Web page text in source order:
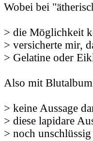
Wobei bei
> die Möglichkeit
> versicherte mir,
> Gelatine oder
Also mit
> keine Aussage
> diese lapidare
> noch